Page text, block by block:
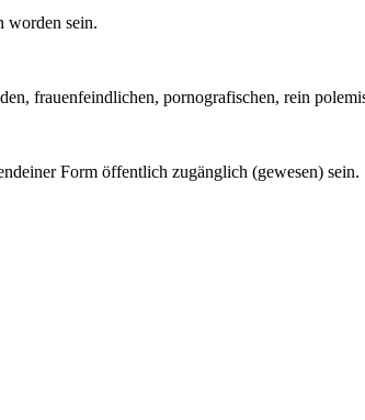
worden sein.
frauenfeindlichen, pornografischen, rein
Form öffentlich zugänglich (gewesen) sein.